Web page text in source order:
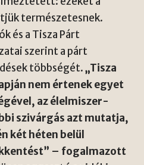
természetesnek.
és a Tisza Párt
szerint a párt
többségét.„Tisza
nem értenek egyet
az élelmiszer-
szivárgás azt mutatja,
két héten belül
– fogalmazott